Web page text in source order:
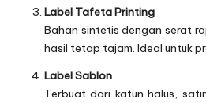
Label Tafeta Printing
Bahan sintetis dengan serat
hasil tetap tajam. Ideal untuk
Label Sablon
Terbuat dari katun halus,